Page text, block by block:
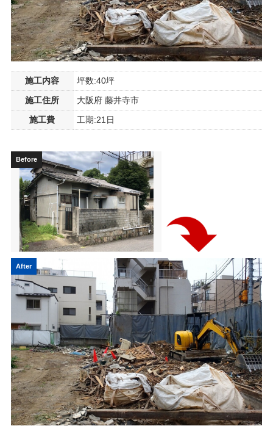
施工内容
坪数:40坪
施工住所
大阪府 藤井寺市
施工費
工期:21日
Before
After
無理な押し売りはいたしませんので、
安心してご相談ください